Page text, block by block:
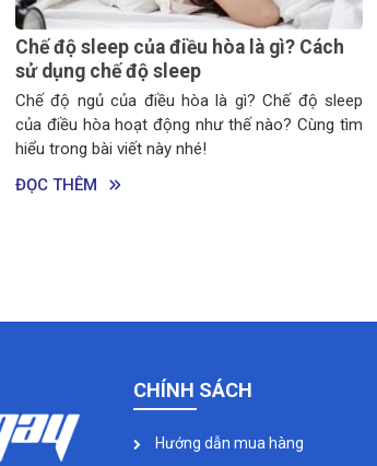
Chế độ sleep của điều hòa là gì? Cách
sử dụng chế độ sleep
Chế độ ngủ của điều hòa là gì? Chế độ sleep
của điều hòa hoạt động như thế nào? Cùng tìm
hiểu trong bài viết này nhé!
ĐỌC THÊM
CHÍNH SÁCH
Hướng dẫn mua hàng